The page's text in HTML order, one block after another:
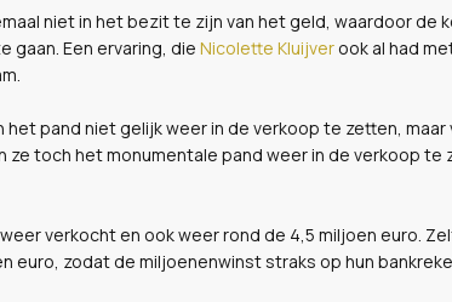
niet in het bezit te zijn van het geld, waardoor de
gaan. Een ervaring, die Nicolette Kluijver ook al had
het pand niet gelijk weer in de verkoop te zetten, maar
toch het monumentale pand weer in de verkoop te
verkocht en ook weer rond de 4,5 miljoen euro.
euro, zodat de miljoenenwinst straks op hun